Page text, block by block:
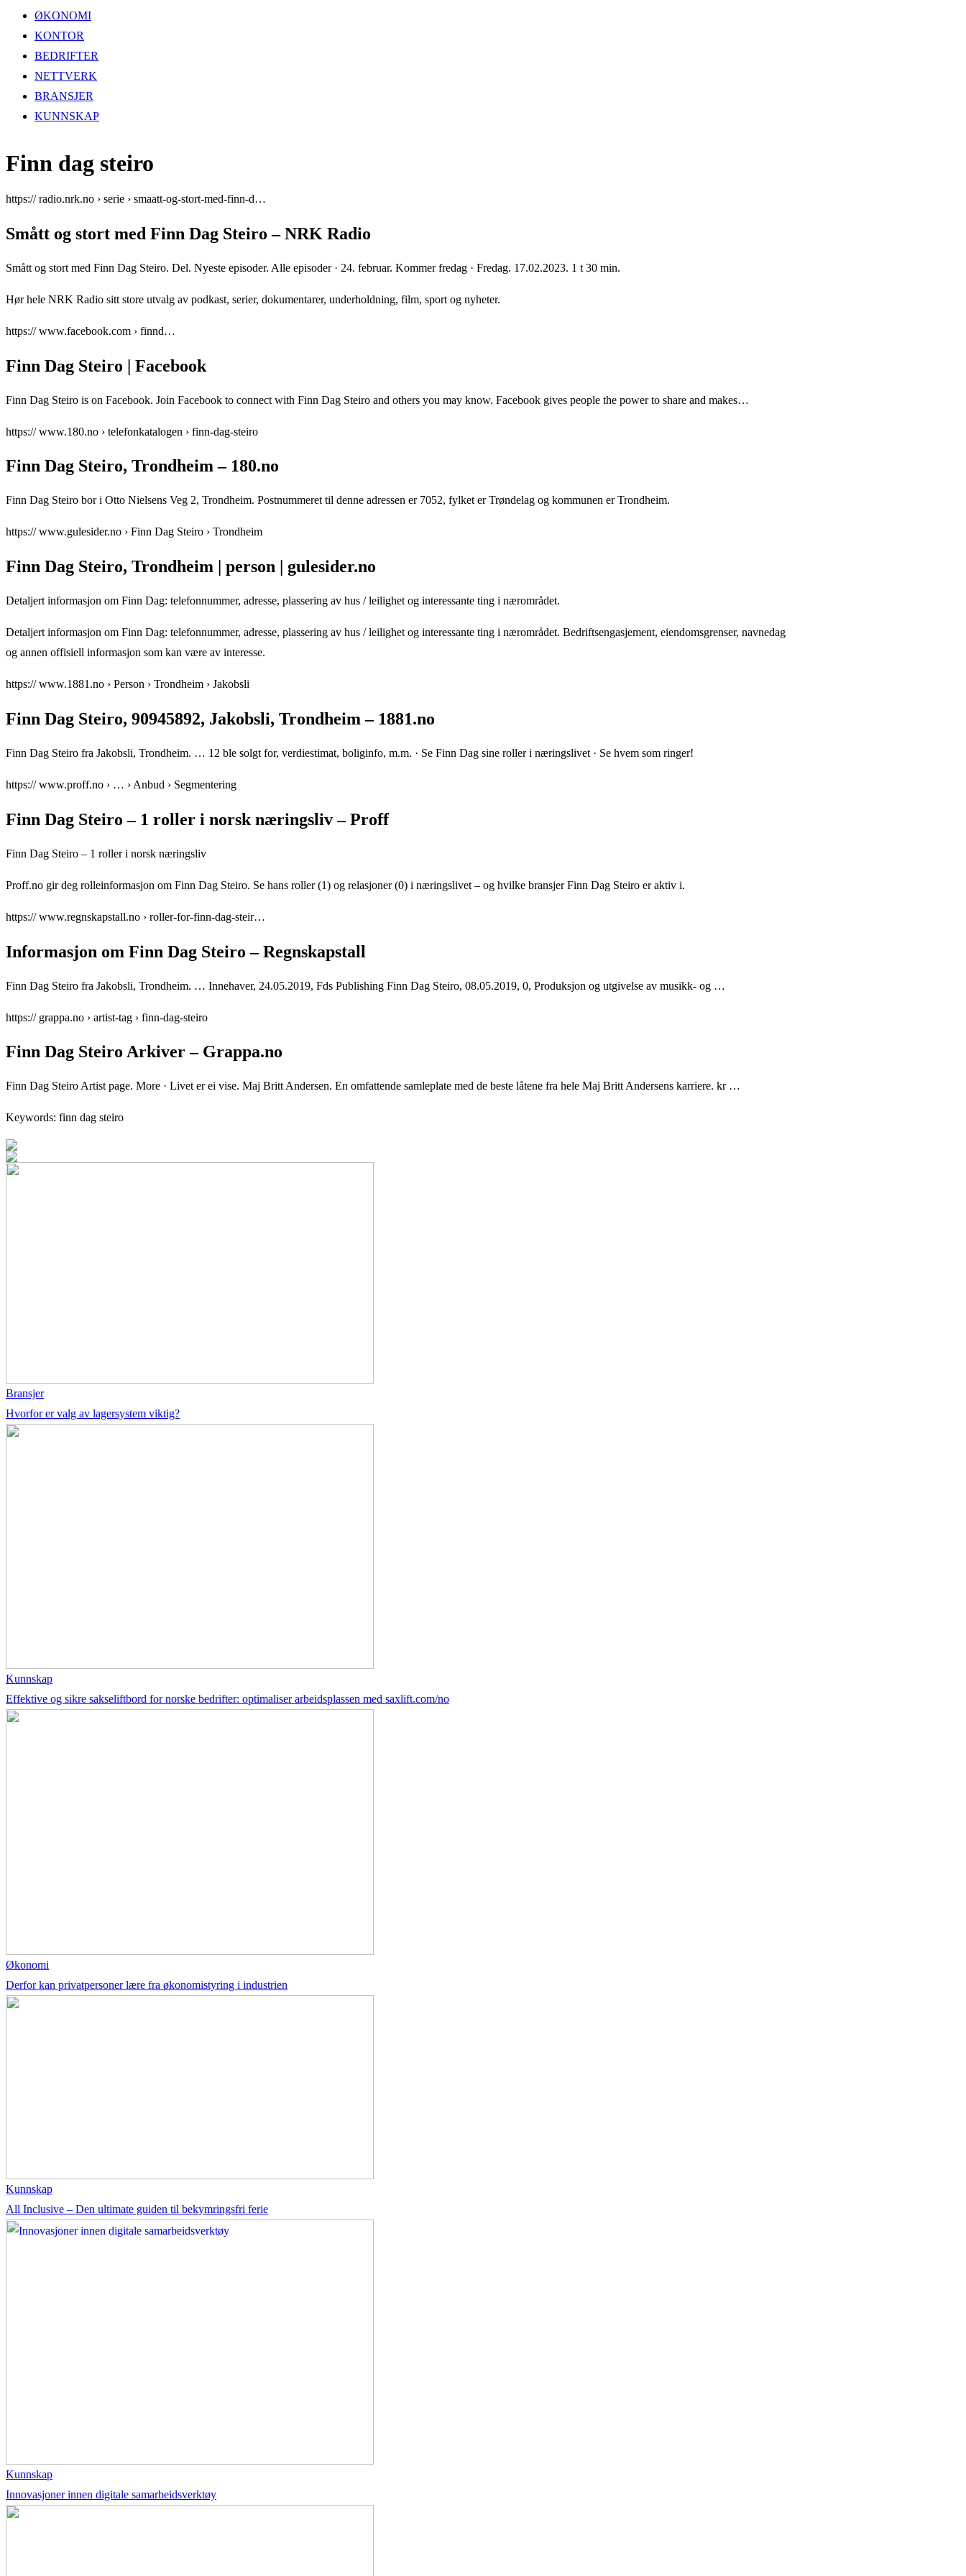
ØKONOMI
KONTOR
BEDRIFTER
NETTVERK
BRANSJER
KUNNSKAP
Finn dag steiro
https:// radio.nrk.no › serie › smaatt-og-stort-med-finn-d…
Smått og stort med Finn Dag Steiro – NRK Radio
Smått og stort med Finn Dag Steiro. Del. Nyeste episoder. Alle episoder · 24. februar. Kommer fredag · Fredag. 17.02.2023. 1 t 30 min.
Hør hele NRK Radio sitt store utvalg av podkast, serier, dokumentarer, underholdning, film, sport og nyheter.
https:// www.facebook.com › finnd…
Finn Dag Steiro | Facebook
Finn Dag Steiro is on Facebook. Join Facebook to connect with Finn Dag Steiro and others you may know. Facebook gives people the power to share and makes…
https:// www.180.no › telefonkatalogen › finn-dag-steiro
Finn Dag Steiro, Trondheim – 180.no
Finn Dag Steiro bor i Otto Nielsens Veg 2, Trondheim. Postnummeret til denne adressen er 7052, fylket er Trøndelag og kommunen er Trondheim.
https:// www.gulesider.no › Finn Dag Steiro › Trondheim
Finn Dag Steiro, Trondheim | person | gulesider.no
Detaljert informasjon om Finn Dag: telefonnummer, adresse, plassering av hus / leilighet og interessante ting i nærområdet.
Detaljert informasjon om Finn Dag: telefonnummer, adresse, plassering av hus / leilighet og interessante ting i nærområdet. Bedriftsengasjement, eiendomsgrenser, navnedag
og annen offisiell informasjon som kan være av interesse.
https:// www.1881.no › Person › Trondheim › Jakobsli
Finn Dag Steiro, 90945892, Jakobsli, Trondheim – 1881.no
Finn Dag Steiro fra Jakobsli, Trondheim. … 12 ble solgt for, verdiestimat, boliginfo, m.m. · Se Finn Dag sine roller i næringslivet · Se hvem som ringer!
https:// www.proff.no › … › Anbud › Segmentering
Finn Dag Steiro – 1 roller i norsk næringsliv – Proff
Finn Dag Steiro – 1 roller i norsk næringsliv
Proff.no gir deg rolleinformasjon om Finn Dag Steiro. Se hans roller (1) og relasjoner (0) i næringslivet – og hvilke bransjer Finn Dag Steiro er aktiv i.
https:// www.regnskapstall.no › roller-for-finn-dag-steir…
Informasjon om Finn Dag Steiro – Regnskapstall
Finn Dag Steiro fra Jakobsli, Trondheim. … Innehaver, 24.05.2019, Fds Publishing Finn Dag Steiro, 08.05.2019, 0, Produksjon og utgivelse av musikk- og …
https:// grappa.no › artist-tag › finn-dag-steiro
Finn Dag Steiro Arkiver – Grappa.no
Finn Dag Steiro Artist page. More · Livet er ei vise. Maj Britt Andersen. En omfattende samleplate med de beste låtene fra hele Maj Britt Andersens karriere. kr …
Keywords: finn dag steiro
Bransjer
Hvorfor er valg av lagersystem viktig?
Kunnskap
Effektive og sikre sakseliftbord for norske bedrifter: optimaliser arbeidsplassen med saxlift.com/no
Økonomi
Derfor kan privatpersoner lære fra økonomistyring i industrien
Kunnskap
All Inclusive – Den ultimate guiden til bekymringsfri ferie
Kunnskap
Innovasjoner innen digitale samarbeidsverktøy